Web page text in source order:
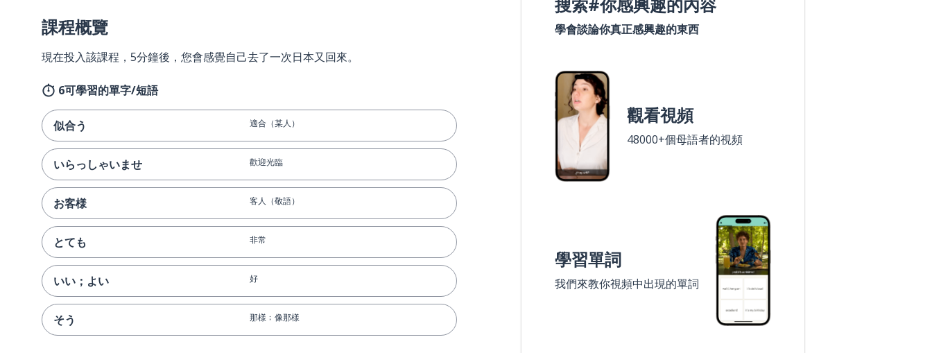
課程概覽
現在投入該課程，5分鐘後，您會感覺自己去了一次日本又回來。
6可學習的單字/短語
似合う 適合（某人）
いらっしゃいませ 歡迎光臨
お客様 客人（敬語）
とても 非常
いい；よい 好
そう 那樣﹔像那樣
學會談論你真正感興趣的東西
觀看視頻
48000+個母語者的視頻
學習單詞
我們來教你視頻中出現的單詞